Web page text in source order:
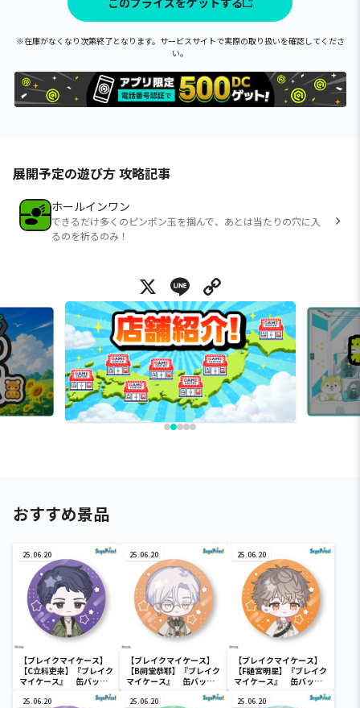
※在庫がなくなり次第終了となります。サービスサイトで実際の取り扱いを確認してくださ
い。
展開予定の遊び方 攻略記事
ホールインワン
できるだけ多くのピンポン玉を掴んで、あとは当たりの穴に入
るのを祈るのみ！
X Line
おすすめ景品
25.06.20
【ブレイクマイケース】
【C立科吏来】『ブレイク
マイケース』 缶バッジ
～交渉部＆特務部～(EX)
25.06.20
【ブレイクマイケース】
【B祠堂恭耶】『ブレイク
マイケース』 缶バッジ
～交渉部＆特務部～(EX)
25.06.20
【ブレイクマイケース】
【F樋宮明星】『ブレイク
マイケース』 缶バッジ
～本部＆交際部～(EX)
25.06.20 25.06.20 25.06.20